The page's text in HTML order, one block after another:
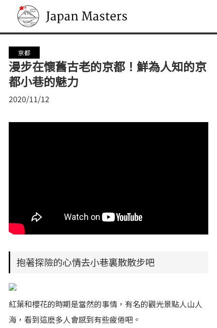
Japan Masters
京都
漫步在懷舊古老的京都！鮮為人知的京
都小巷的魅力
2020/11/12
抱著探險的心情去小巷裏散散步吧
紅葉和櫻花的時期是當然的事情，有名的觀光景點人山人
海，看到這麽多人會感到有些疲倦吧。